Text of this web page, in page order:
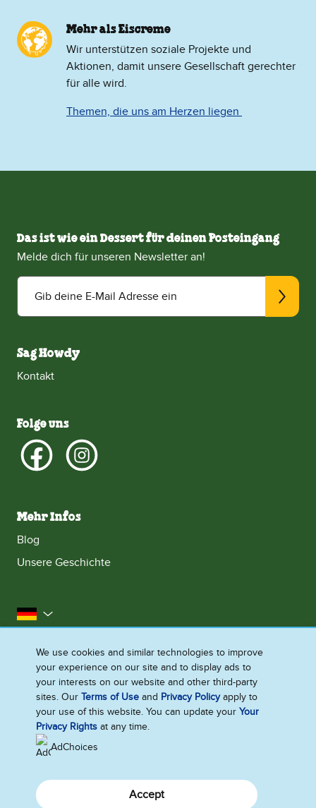
Mehr als Eiscreme
​Wir unterstützen soziale Projekte und
Aktionen, damit unsere Gesellschaft gerechter
für alle wird.
Themen, die uns am Herzen liegen
Das ist wie ein Dessert für deinen Posteingang
Melde dich für unseren Newsletter an!
Gib deine E-Mail Adresse ein
Sag Howdy
Kontakt
Folge uns
Mehr Infos
Blog
Unsere Geschichte
Deutschland
Impressum
Datenschutzhinweis
Rechtliches
Cookie-Informationen
Barrierefreiheit
Kontakt
Sitemap
Cookie-Einstellungen
We use cookies and similar technologies to improve
your experience on our site and to display ads to
your interests on our website and other third-party
sites. OurTerms of Use and Privacy Policyapply to
your use of this website. You can update yourYour
Privacy Rights at any time.
AdChoices
Accept